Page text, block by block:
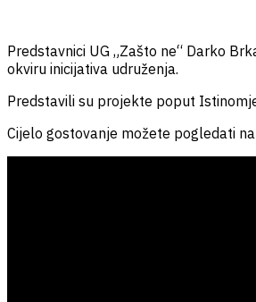
Predstavnici UG „Zašto ne“ Darko
okviru inicijativa udruženja.
Predstavili su projekte poput
Cijelo gostovanje možete pogledati